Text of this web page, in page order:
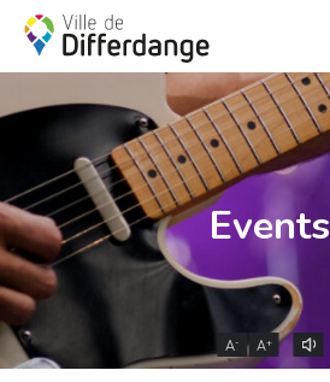
Events
A- A+